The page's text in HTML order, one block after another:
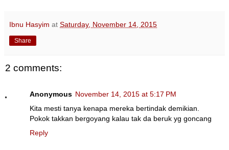
Ibnu Hasyim at Saturday, November 14, 2015
Share
2 comments:
Anonymous November 14, 2015 at 5:17 PM
Kita mesti tanya kenapa mereka bertindak demikian.
Pokok takkan bergoyang kalau tak da beruk yg goncang
Reply